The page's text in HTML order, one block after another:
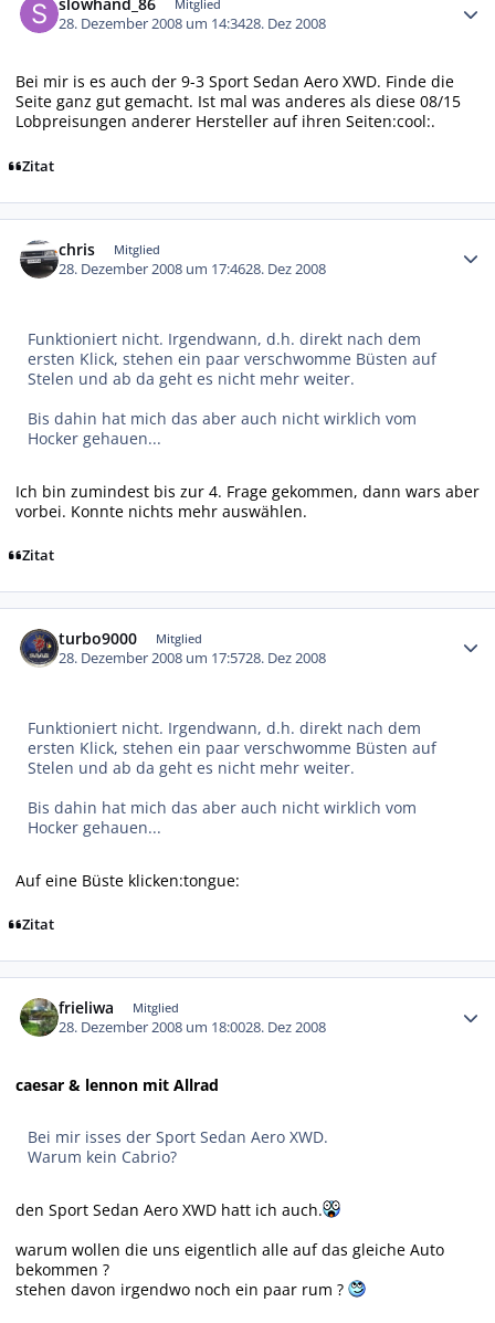
Mitglied
28. Dezember 2008 um 14:3428. Dez 2008
Bei mir is es auch der 9-3 Sport Sedan Aero XWD. Finde die
Seite ganz gut gemacht. Ist mal was anderes als diese 08/15
Lobpreisungen anderer Hersteller auf ihren Seiten:cool:.
Zitat
chris Mitglied
28. Dezember 2008 um 17:4628. Dez 2008
Funktioniert nicht. Irgendwann, d.h. direkt nach dem
ersten Klick, stehen ein paar verschwomme Büsten auf
Stelen und ab da geht es nicht mehr weiter.
Bis dahin hat mich das aber auch nicht wirklich vom
Hocker gehauen...
Ich bin zumindest bis zur 4. Frage gekommen, dann wars aber
vorbei. Konnte nichts mehr auswählen.
Zitat
turbo9000 Mitglied
28. Dezember 2008 um 17:5728. Dez 2008
Funktioniert nicht. Irgendwann, d.h. direkt nach dem
ersten Klick, stehen ein paar verschwomme Büsten auf
Stelen und ab da geht es nicht mehr weiter.
Bis dahin hat mich das aber auch nicht wirklich vom
Hocker gehauen...
Auf eine Büste klicken:tongue:
Zitat
frieliwa Mitglied
28. Dezember 2008 um 18:0028. Dez 2008
caesar & lennon mit Allrad
Bei mir isses der Sport Sedan Aero XWD.
Warum kein Cabrio?
den Sport Sedan Aero XWD hatt ich auch.
warum wollen die uns eigentlich alle auf das gleiche Auto
bekommen ?
stehen davon irgendwo noch ein paar rum ?